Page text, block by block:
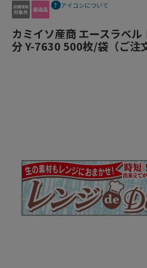
アイコンについて
カミイソ産商 エースラベ
分 Y-7630 500枚/袋（ご注